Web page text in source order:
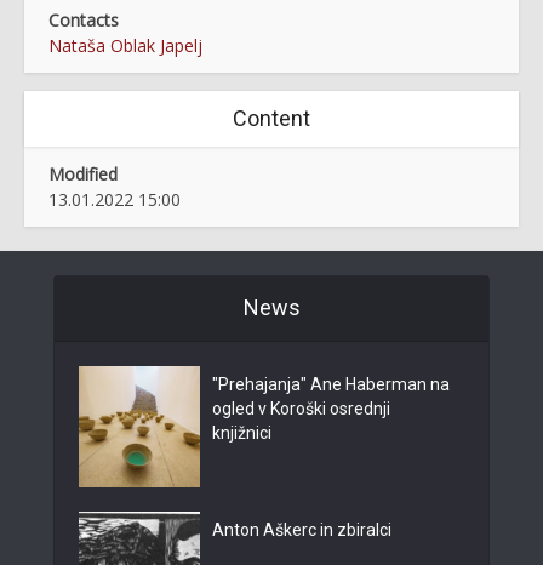
Contacts
Nataša Oblak Japelj
Content
Modified
13.01.2022 15:00
News
"Prehajanja" Ane Haberman na
ogled v Koroški osrednji
knjižnici
Anton Aškerc in zbiralci